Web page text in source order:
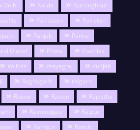
Delhi Noida
Nursinghpur
outfits Pakistaan
Pakistan
Panjab
Panna
Diesel Photo
Poetries
Politics Prayagraj
Punjab
Raghogarh
raigarh
Raipur Raisen
Rajastha
Rajnandgao
Rajpur
Rampur
Ranchi